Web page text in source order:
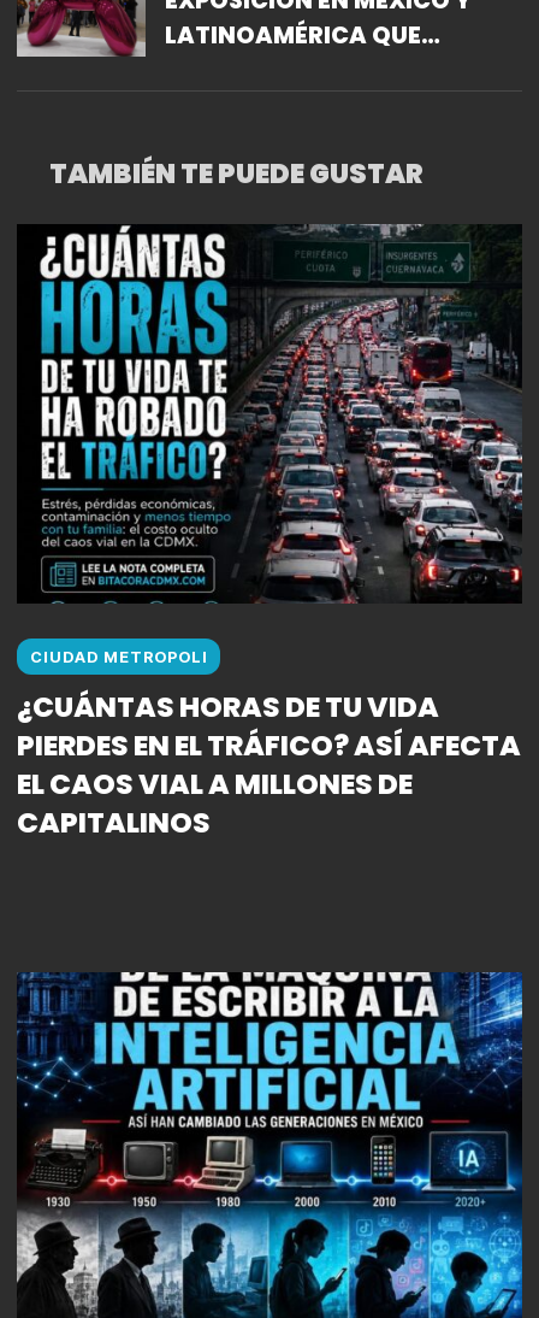
LATINOAMÉRICA QUE
DESNUDA: EL DESEO Y EL
MARCEL DUCHAMP Y JEFF
KOONS
TAMBIÉN TE PUEDE GUSTAR
CIUDAD METROPOLI
¿CUÁNTAS HORAS DE TU VIDA
PIERDES EN EL TRÁFICO? ASÍ AFECTA
EL CAOS VIAL A MILLONES DE
CAPITALINOS